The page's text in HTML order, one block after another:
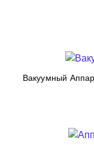
Вакуумный